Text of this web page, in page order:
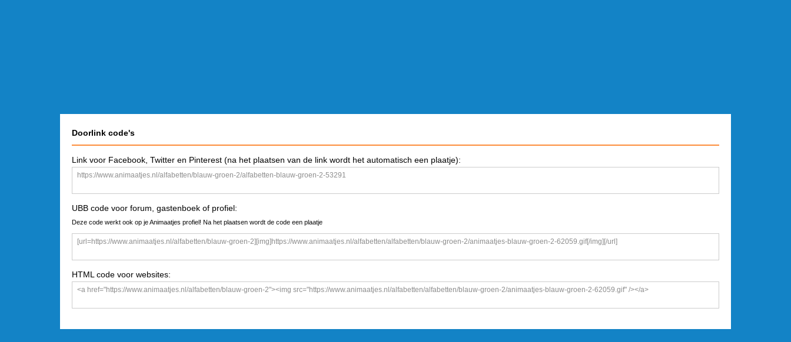
Doorlink code's
Link voor Facebook, Twitter en Pinterest (na het plaatsen van de link wordt het automatisch een plaatje):
UBB code voor forum, gastenboek of profiel:
Deze code werkt ook op je Animaatjes profiel! Na het plaatsen wordt de code een plaatje
HTML code voor websites: